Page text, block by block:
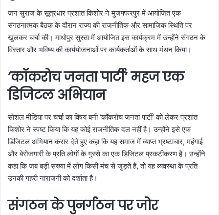
जन सुराज के सूत्रधार प्रशांत किशोर ने मुजफ्फरपुर में आयोजित एक
संगठनात्मक बैठक के दौरान राज्य की राजनीतिक और सामाजिक स्थिति पर
खुलकर चर्चा की। माधोपुर सुस्ता में आयोजित इस कार्यक्रम में उन्होंने संगठन के
विस्तार और भविष्य की कार्ययोजनाओं पर कार्यकर्ताओं के साथ मंथन किया।
‘कॉकरोच जनता पार्टी’ महज एक
डिजिटल अभियान
सोशल मीडिया पर चर्चा का विषय बनी ‘कॉकरोच जनता पार्टी’ को लेकर प्रशांत
किशोर ने स्पष्ट किया कि यह कोई राजनीतिक दल नहीं है। उन्होंने इसे एक
डिजिटल अभियान करार देते हुए कहा कि यह समाज में व्याप्त भ्रष्टाचार, महंगाई
और बेरोजगारी के प्रति लोगों के गुस्से का एक डिजिटल प्रकटीकरण है। उन्होंने
कहा कि जब बड़ी संख्या में लोग किसी मंच से जुड़ते हैं, तो यह व्यवस्था के प्रति
उनकी गहरी नाराजगी को दर्शाता है।
संगठन के पुनर्गठन पर जोर